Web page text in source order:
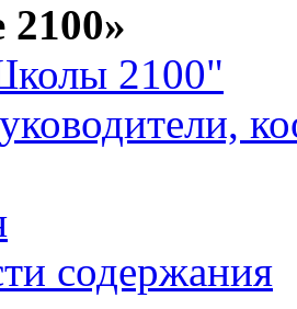
2100"
содержания